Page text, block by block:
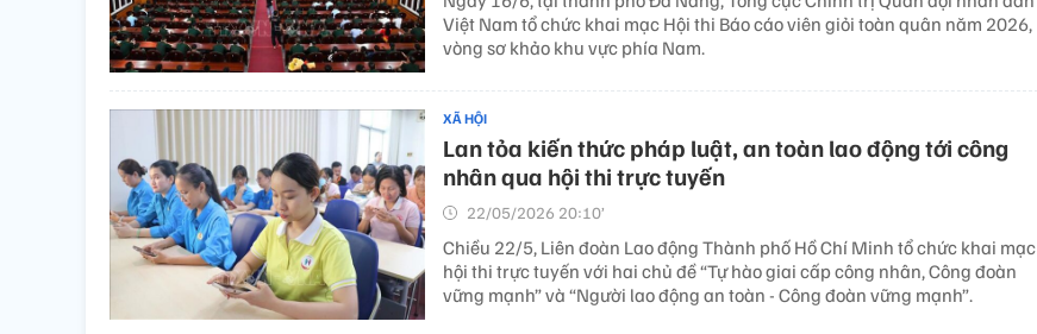
Việt Nam tổ chức khai mạc Hội thi Báo cáo viên giỏi toàn quân năm 2026,
vòng sơ khảo khu vực phía Nam.
XÃ HỘI
Lan tỏa kiến thức pháp luật, an toàn lao động tới công
nhân qua hội thi trực tuyến
22/05/2026 20:10’
Chiều 22/5, Liên đoàn Lao động Thành phố Hồ Chí Minh tổ chức khai mạc
hội thi trực tuyến với hai chủ đề “Tự hào giai cấp công nhân, Công đoàn
vững mạnh” và “Người lao động an toàn - Công đoàn vững mạnh”.